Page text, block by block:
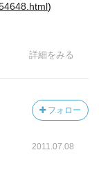
)
詳細をみる
フォロー
2011.07.08